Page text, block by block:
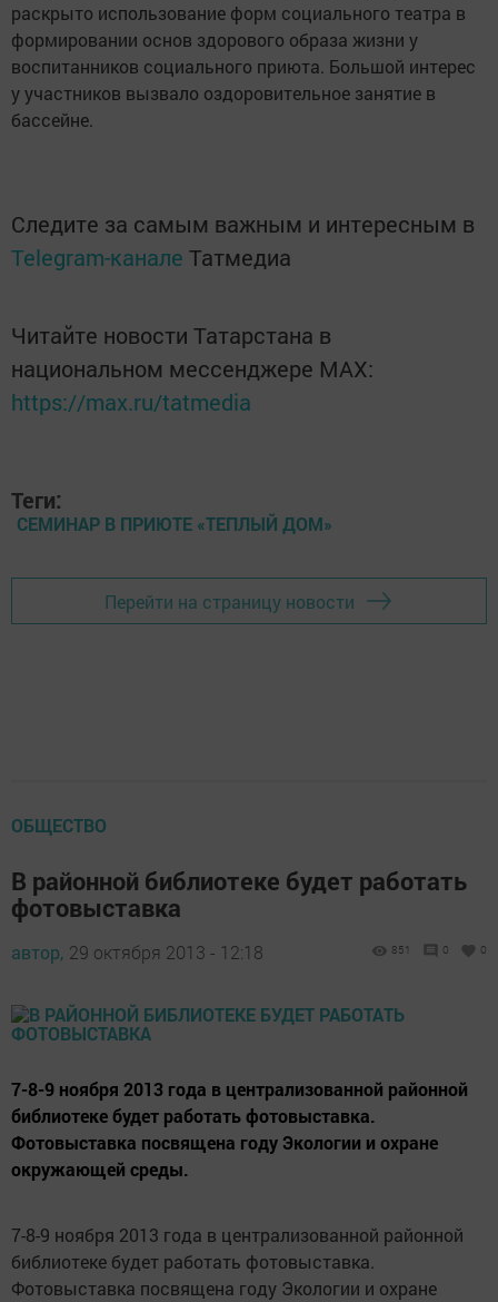
раскрыто использование форм социального театра в
формировании основ здорового образа жизни у
воспитанников социального приюта. Большой интерес
у участников вызвало оздоровительное занятие в
бассейне.
Следите за самым важным и интересным в
Telegram-канале Татмедиа
Читайте новости Татарстана в
национальном мессенджере MАХ:
https://max.ru/tatmedia
Теги:
СЕМИНАР В ПРИЮТЕ «ТЕПЛЫЙ ДОМ»
Перейти на страницу новости
ОБЩЕСТВО
В районной библиотеке будет работать
фотовыставка
автор, 29 октября 2013 - 12:18 851 0 0
7-8-9 ноября 2013 года в централизованной районной
библиотеке будет работать фотовыставка.
Фотовыставка посвящена году Экологии и охране
окружающей среды.
7-8-9 ноября 2013 года в централизованной районной
библиотеке будет работать фотовыставка.
Фотовыставка посвящена году Экологии и охране